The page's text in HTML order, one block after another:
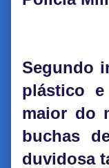
Segundo
plástico
maior do
buchas
duvidosa